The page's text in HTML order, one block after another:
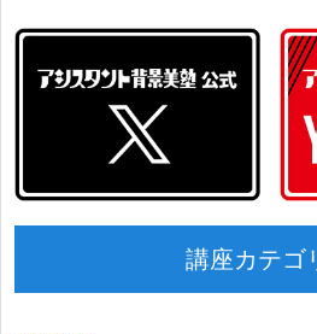
講座カテゴ